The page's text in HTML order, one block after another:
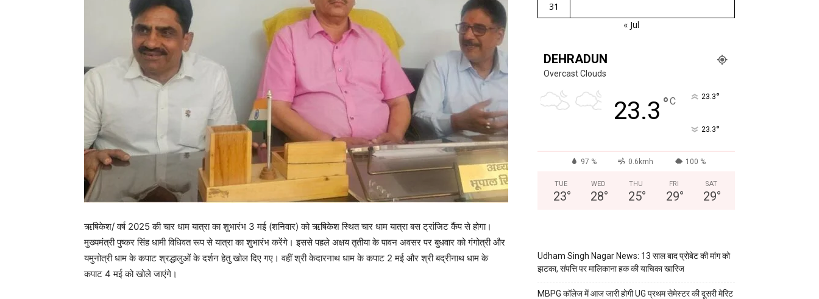
ऋषिकेश/ वर्ष 2025 की चार धाम यात्रा का शुभारंभ 3 मई (शनिवार) को ऋषिकेश स्थित चार धाम यात्रा बस ट्रांजिट कैंप से होगा।
मुख्यमंत्री पुष्कर सिंह धामी विधिवत रूप से यात्रा का शुभारंभ करेंगे। इससे पहले अक्षय तृतीया के पावन अवसर पर बुधवार को गंगोत्री और
यमुनोत्री धाम के कपाट श्रद्धालुओं के दर्शन हेतु खोल दिए गए। वहीं श्री केदारनाथ धाम के कपाट 2 मई और श्री बद्रीनाथ धाम के
कपाट 4 मई को खोले जाएंगे।
31
« Jul
DEHRADUN
Overcast Clouds
23.3 °C 23.3°
23.3°
97 % 0.6kmh 100 %
TUE
23°
WED
28°
THU
25°
FRI
29°
SAT
29°
Udham Singh Nagar News: 13 साल बाद प्रोबेट की मांग को
झटका, संपत्ति पर मालिकाना हक की याचिका खारिज
MBPG कॉलेज में आज जारी होगी UG प्रथम सेमेस्टर की दूसरी मेरिट